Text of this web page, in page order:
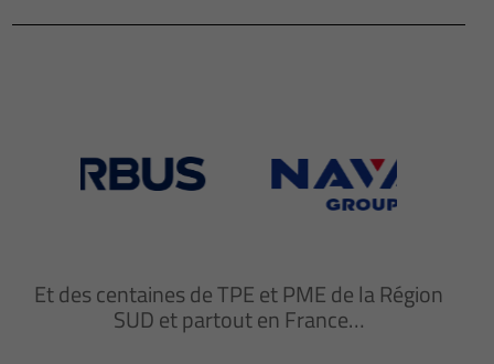
Et des centaines de TPE et PME de la Région
SUD et partout en France…